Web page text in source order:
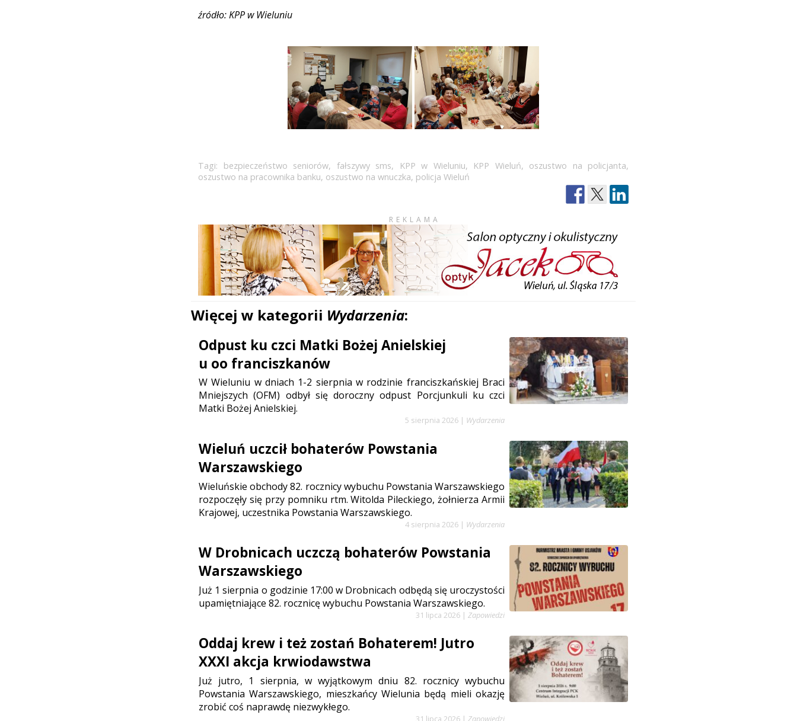
źródło: KPP w Wieluniu
Tagi: bezpieczeństwo seniorów, fałszywy sms, KPP w Wieluniu, KPP Wieluń, oszustwo na policjanta,
oszustwo na pracownika banku, oszustwo na wnuczka, policja Wieluń
REKLAMA
Więcej w kategorii Wydarzenia:
Odpust ku czci Matki Bożej Anielskiej
u oo franciszkanów
W Wieluniu w dniach 1-2 sierpnia w rodzinie franciszkańskiej Braci
Mniejszych (OFM) odbył się doroczny odpust Porcjunkuli ku czci
Matki Bożej Anielskiej.
5 sierpnia 2026 | Wydarzenia
Wieluń uczcił bohaterów Powstania
Warszawskiego
Wieluńskie obchody 82. rocznicy wybuchu Powstania Warszawskiego
rozpoczęły się przy pomniku rtm. Witolda Pileckiego, żołnierza Armii
Krajowej, uczestnika Powstania Warszawskiego.
4 sierpnia 2026 | Wydarzenia
W Drobnicach uczczą bohaterów Powstania
Warszawskiego
Już 1 sierpnia o godzinie 17:00 w Drobnicach odbędą się uroczystości
upamiętniające 82. rocznicę wybuchu Powstania Warszawskiego.
31 lipca 2026 | Zapowiedzi
Oddaj krew i też zostań Bohaterem! Jutro
XXXI akcja krwiodawstwa
Już jutro, 1 sierpnia, w wyjątkowym dniu 82. rocznicy wybuchu
Powstania Warszawskiego, mieszkańcy Wielunia będą mieli okazję
zrobić coś naprawdę niezwykłego.
31 lipca 2026 | Zapowiedzi